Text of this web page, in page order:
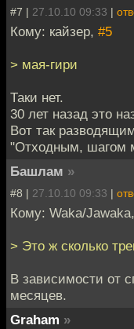
#7 | 27.10.10 09:33 |
Кому: кайзер, #5
> мая-гири
Таки нет.
30 лет назад это
Вот так
"Отходным, шагом
Башлам »
#8 | 27.10.10 09:33 |
Кому: Waka/Jawaka,
> Это ж сколько
В зависимости от
месяцев.
Graham »